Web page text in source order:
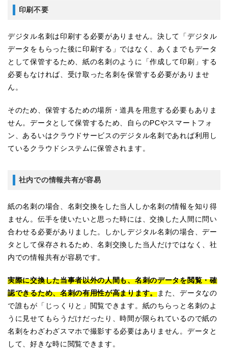
印刷不要
デジタル名刺は印刷する必要がありません。決して「デジタル
データをもらった後に印刷する」ではなく、あくまでもデータ
として保管するため、紙の名刺のように「作成して印刷」する
必要もなければ、受け取った名刺を保管する必要がありませ
ん。
そのため、保管するための場所・道具を用意する必要もありま
せん。データとして保管するため、自らのPCやスマートフォ
ン、あるいはクラウドサービスのデジタル名刺であれば利用し
ているクラウドシステムに保管されます。
社内での情報共有が容易
紙の名刺の場合、名刺交換をした当人しか名刺の情報を知り得
ません。伝手を使いたいと思った時には、交換した人間に問い
合わせる必要がありました。しかしデジタル名刺の場合、デー
タとして保存されるため、名刺交換した当人だけではなく、社
内での情報共有が容易です。
実際に交換した当事者以外の人間も、名刺のデータを閲覧・確
認できるため、名刺の有用性が高まります。また、データなの
で誰もが「じっくりと」閲覧できます。紙のちらっと名刺のよ
うに見せてもらうだけだったり、時間が限られているので紙の
名刺をわざわざスマホで撮影する必要はありません。データと
して、好きな時に閲覧できます。